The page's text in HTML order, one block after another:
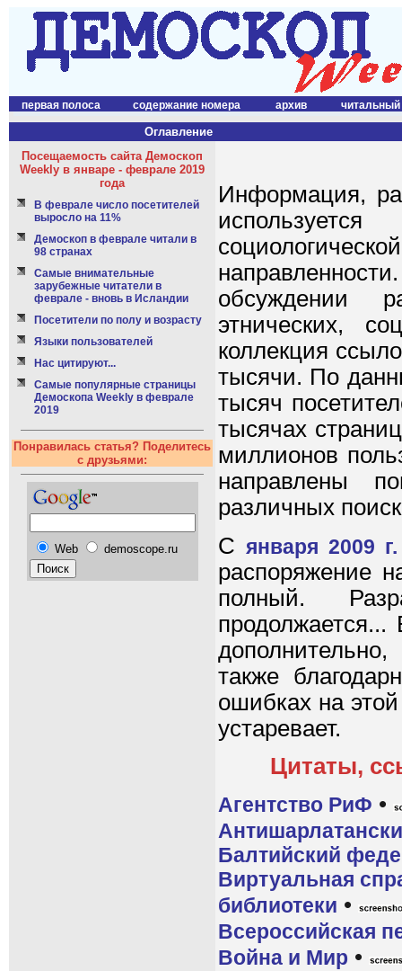
первая полоса содержание номера архив читальный
Оглавление
Посещаемость сайта Демоскоп
Weekly в январе - феврале 2019
года
В феврале число посетителей
выросло на 11%
Демоскоп в феврале читали в
98 странах
Самые внимательные
зарубежные читатели в
феврале - вновь в Исландии
Посетители по полу и возрасту
Языки пользователей
Нас цитируют...
Самые популярные страницы
Демоскопа Weekly в феврале
2019
Понравилась статья? Поделитесь
с друзьями:
Web demoscope.ru
Информация,
обсуждении
этнических,
коллекция
тысячи. По
тысяч
тысячах
миллионов
направлены
различных
С января 2009 г.
распоряжение
полный.
также
ошибках на
устаревает.
Цитаты,
Агентство РиФ •
Балтийский
Виртуальная
библиотеки •
Всероссийская
Война и Мир •